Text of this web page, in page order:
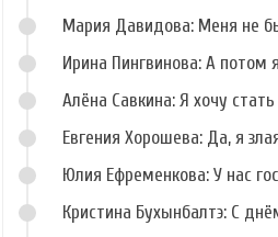
Мария Давидова: Меня не
Ирина Пингвинова: А потом
Алёна Савкина: Я хочу стать
Евгения Хорошева: Да, я
Юлия Ефременкова: У нас
Кристина Бухынбалтэ: С